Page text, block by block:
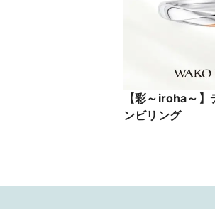
【彩～iroha～
ンビリング